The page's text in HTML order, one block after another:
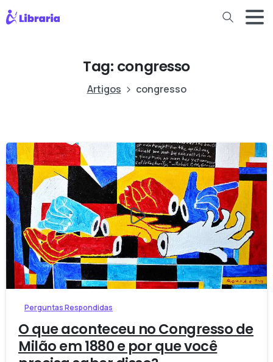
Tag: congresso
Artigos congresso
-
Perguntas Respondidas
O que aconteceu no Congresso de
Milão em 1880 e por que você